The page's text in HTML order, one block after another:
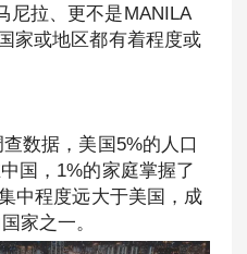
尼拉、更不是MANILA
家或地区都有着程度或
数据，美国5%的人口
国，1%的家庭掌握了
中程度远大于美国，成
家之一。